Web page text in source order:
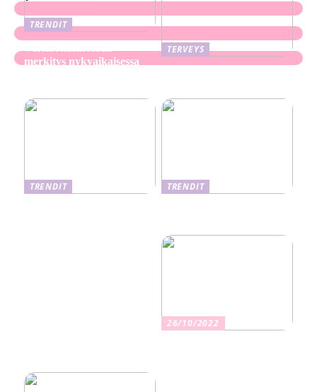
TRENDIT
merkitys nykyaikaisessa
TERVEYS
TRENDIT
TRENDIT
26/10/2022